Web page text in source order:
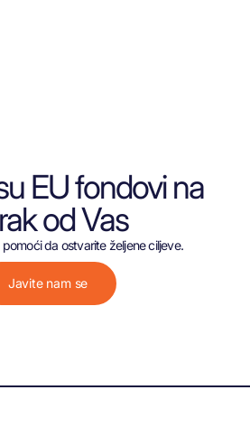
EU fondovi na
od Vas
da ostvarite željene ciljeve.
Javite nam se